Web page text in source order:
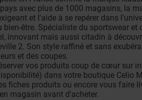
avec plus de 1000 magasins, la
et l'aide à se repérer dans
être. Spécialiste du sportswear et
innovant mais aussi citadin à
2. Son style raffiné et sans
et des coupes.
vos produits coup de cœur sur
dans votre boutique Celio
fiches produits ou encore vous faire
magasin avant d'acheter.